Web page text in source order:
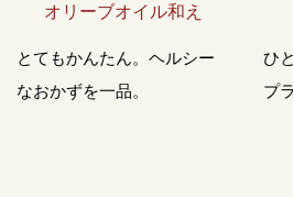
オリーブオイル和え
とてもかんたん。ヘルシー
なおかずを一品。
ひ
プ